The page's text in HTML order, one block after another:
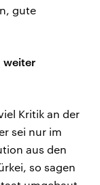
gute
weiter
Kritik an der
sei nur im
aus den
so sagen